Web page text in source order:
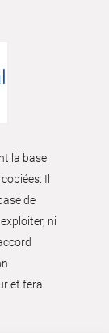
la base
Il
de
ni
et fera